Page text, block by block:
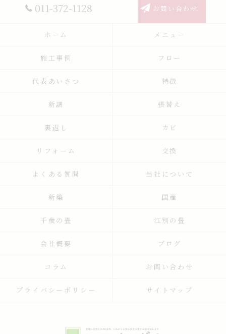
011-372-1128 お問い合わせ
ホーム メニュー
施工事例 フロー
代表あいさつ 特徴
新調 張替え
裏返し カビ
リフォーム 交換
よくある質問 当社について
新築 国産
千歳の畳 江別の畳
会社概要 ブログ
コラム お問い合わせ
プライバシーポリシー サイトマップ